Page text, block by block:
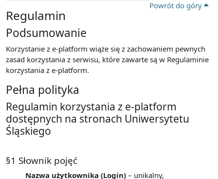
Powrót do góry
Regulamin
Podsumowanie
Korzystanie z e-platform wiąże się z zachowaniem pewnych
zasad korzystania z serwisu, które zawarte są w Regulaminie
korzystania z e-platform.
Pełna polityka
Regulamin korzystania z e-platform
dostępnych na stronach Uniwersytetu
Śląskiego
§1 Słownik pojęć
Nazwa użytkownika (Login) – unikalny,